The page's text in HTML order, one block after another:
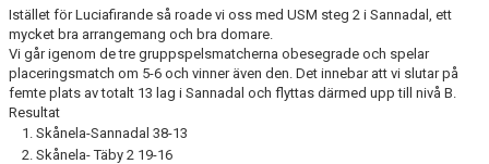
Istället för Luciafirande så roade vi oss med USM steg 2 i Sannadal, ett
mycket bra arrangemang och bra domare.
Vi går igenom de tre gruppspelsmatcherna obesegrade och spelar
placeringsmatch om 5-6 och vinner även den. Det innebar att vi slutar på
femte plats av totalt 13 lag i Sannadal och flyttas därmed upp till nivå B.
Resultat
Skånela-Sannadal 38-13
Skånela- Täby 2 19-16